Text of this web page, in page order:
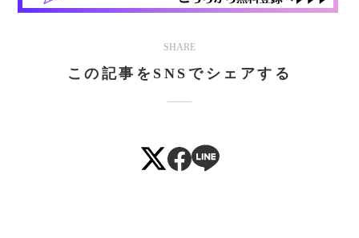
SHARE
この記事をSNSでシェアする